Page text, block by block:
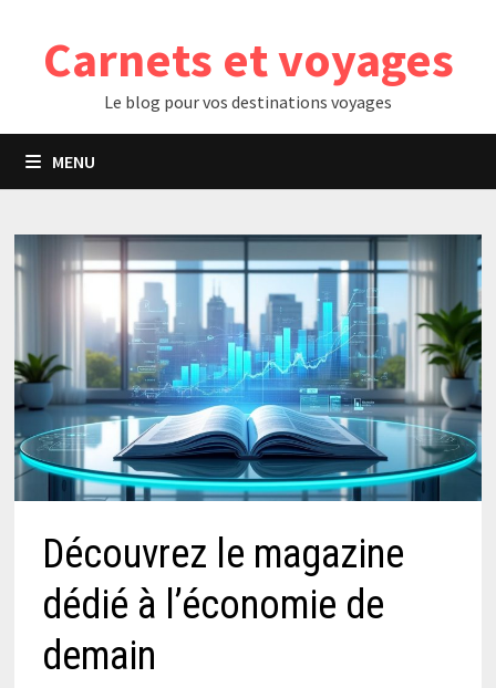
contenuCarnets et voyages
Le blog pour vos destinations voyages
MENU
Découvrez le magazine
dédié à l’économie de
demain